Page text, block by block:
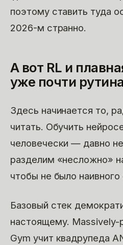
поэтому ставить туда
2026-м странно.
А вот RL и
уже почти рутина
Здесь начинается то,
читать. Обучить
человечески — давно
разделим «несложно»
чтобы не было наивного
Базовый стек
настоящему. Massively-
Gym учит квадрупеда